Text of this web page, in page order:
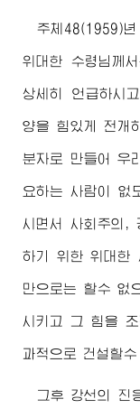
주체48(1959)
위대한 수령님께서
상세히 언급하시
양을 힘있게 전개
분자로 만들어 우
요하는 사람이 없
시면서 사회주의,
하기 위한위대한
만으로는 할수 없
시키고 그 힘을
과적으로 건설할
그후 강선의 진